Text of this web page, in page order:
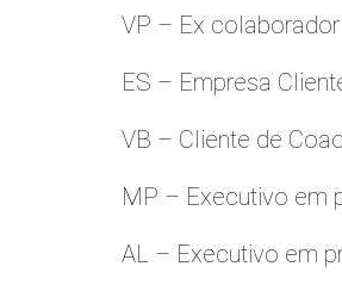
VP – Ex
ES – Empresa
VB – Cliente de
MP – Executivo em
AL – Executivo em